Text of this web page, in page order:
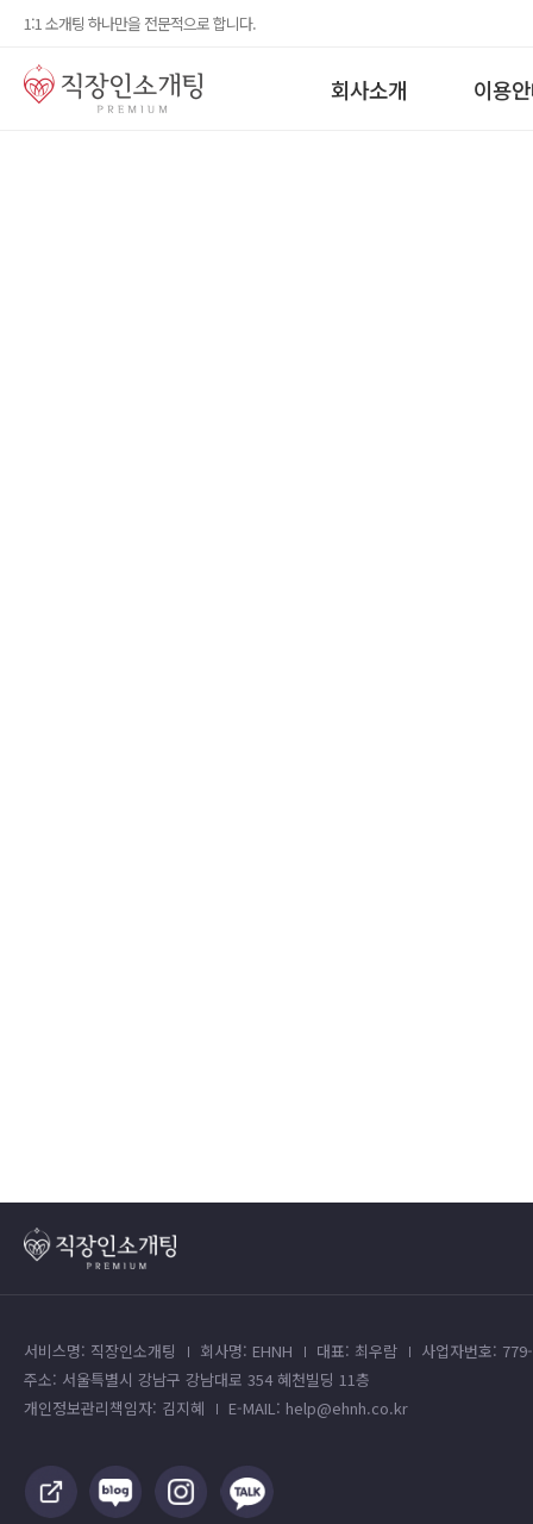
1:1 소개팅 하나만을 전문적으로 합니다.
회사소개 이용
서비스명: 직장인소개팅 회사명: EHNH 대표: 최우람
사업자번호:
주소: 서울특별시 강남구 강남대로 354 혜천빌딩 11층
개인정보관리책임자: 김지혜
E-MAIL: help@ehnh.co.kr